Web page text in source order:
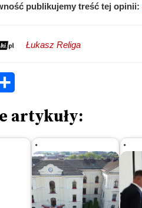
publikujemy treść tej opinii:
Łukasz Religa
artykuły: